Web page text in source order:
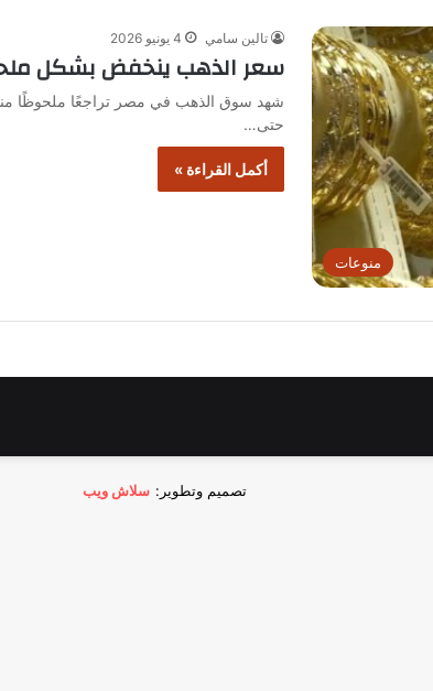
منوعات
تالين سامي 4 يونيو 2026
سعر الذهب ينخفض بشكل ملحوظ وخسائر
حتى…
أكمل القراءة »
تصميم وتطوير: سلاش ويب